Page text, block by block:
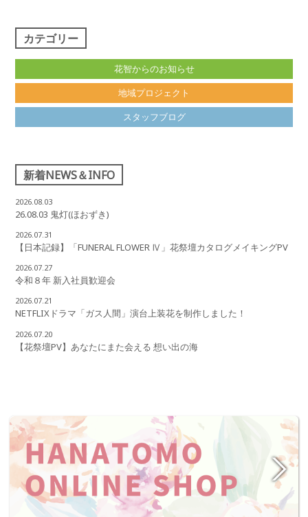
カテゴリー
花智からのお知らせ
地域プロジェクト
スタッフブログ
新着NEWS＆INFO
2026.08.03
26.08.03 鬼灯(ほおずき)
2026.07.31
【日本記録】「FUNERAL FLOWER Ⅳ」花祭壇カタログメイキングPV
2026.07.27
令和８年 新入社員歓迎会
2026.07.21
NETFLIXドラマ「ガス人間」演台上装花を制作しました！
2026.07.20
【花祭壇PV】あなたにまた会える 想い出の海